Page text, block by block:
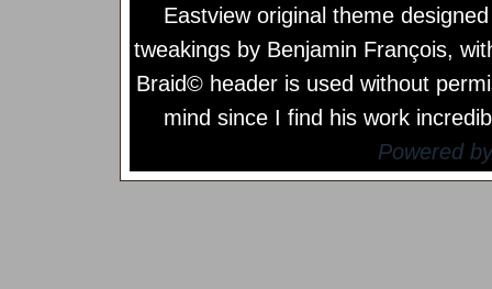
Eastview original theme
tweakings by Benjamin François,
Braid© header is used without
mind since I find his work
Powered